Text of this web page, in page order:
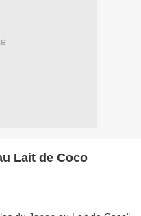
Lait de Coco